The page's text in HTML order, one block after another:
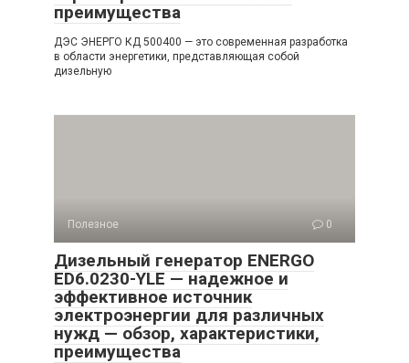
преимущества
ДЭС ЭНЕРГО КД 500400 — это современная разработка
в области энергетики, представляющая собой
дизельную
Полезное 0
Дизельный генератор ENERGO
ED6.0230-YLE — надежное и
эффективное источник
электроэнергии для различных
нужд — обзор, характеристики,
преимущества